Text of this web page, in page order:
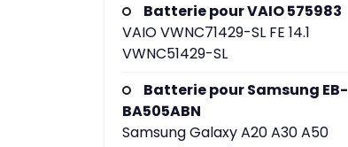
Batterie pour VAIO 575983
VAIO VWNC71429-SL FE 14.1
VWNC51429-SL
Batterie pour Samsung EB-
BA505ABN
Samsung Galaxy A20 A30 A50